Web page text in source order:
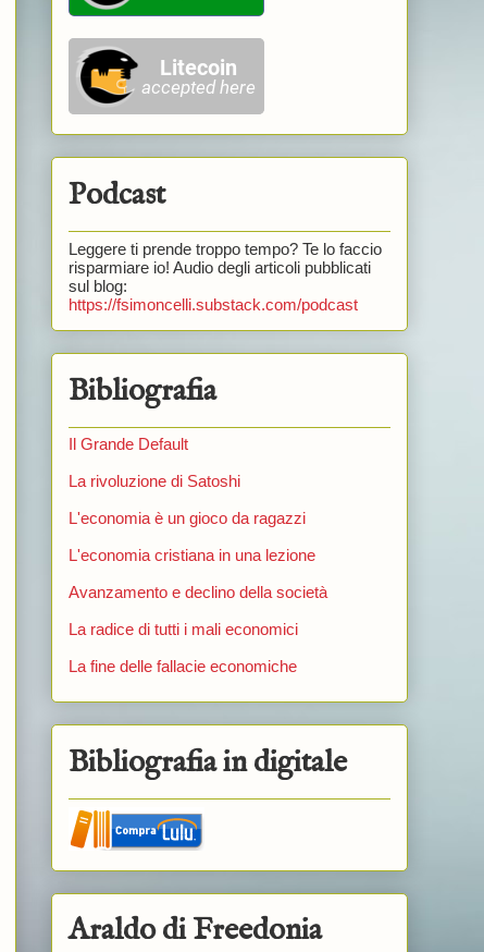
Podcast
Leggere ti prende troppo tempo? Te lo faccio
risparmiare io! Audio degli articoli pubblicati
sul blog:
https://fsimoncelli.substack.com/podcast
Bibliografia
Il Grande Default
La rivoluzione di Satoshi
L'economia è un gioco da ragazzi
L'economia cristiana in una lezione
Avanzamento e declino della società
La radice di tutti i mali economici
La fine delle fallacie economiche
Bibliografia in digitale
Araldo di Freedonia